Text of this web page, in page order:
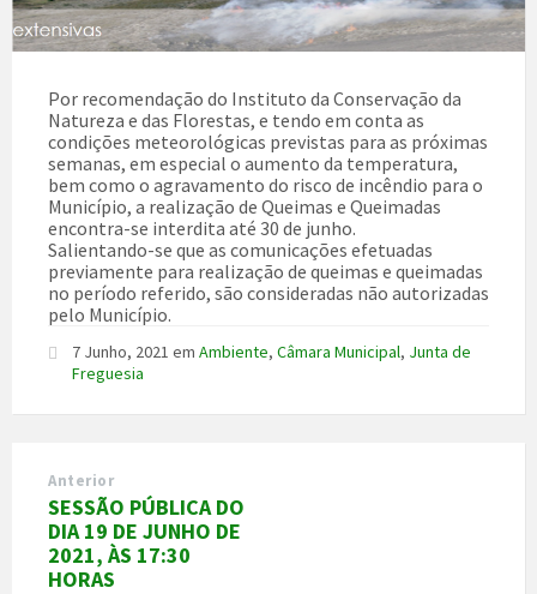
Por recomendação do Instituto da Conservação da
Natureza e das Florestas, e tendo em conta as
condições meteorológicas previstas para as próximas
semanas, em especial o aumento da temperatura,
bem como o agravamento do risco de incêndio para o
Município, a realização de Queimas e Queimadas
encontra-se interdita até 30 de junho.
Salientando-se que as comunicações efetuadas
previamente para realização de queimas e queimadas
no período referido, são consideradas não autorizadas
pelo Município.
7 Junho, 2021 em Ambiente, Câmara Municipal, Junta de
Freguesia
Anterior
SESSÃO PÚBLICA DO
DIA 19 DE JUNHO DE
2021, ÀS 17:30
HORAS